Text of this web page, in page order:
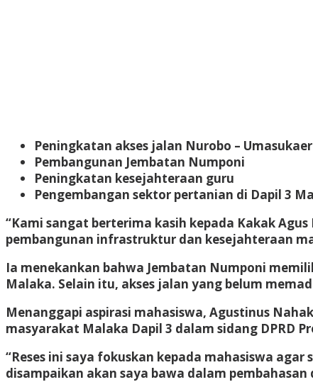
Peningkatan akses jalan Nurobo – Umasukaer
Pembangunan Jembatan Numponi
Peningkatan kesejahteraan guru
Pengembangan sektor pertanian di Dapil 3
“Kami sangat berterima kasih kepada Kakak
pembangunan infrastruktur dan kesejahteraan
Ia menekankan bahwa Jembatan Numponi
Malaka. Selain itu, akses jalan yang belum
Menanggapi aspirasi mahasiswa, Agustinus
masyarakat Malaka Dapil 3 dalam sidang DPRD
“Reses ini saya fokuskan kepada mahasiswa
disampaikan akan saya bawa dalam pembahasan